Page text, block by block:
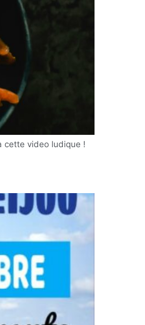
cette video ludique !